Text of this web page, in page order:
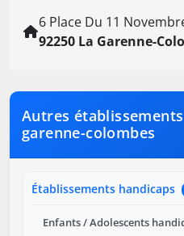
6 Place Du 11
92250 La Garenne-
Autres
garenne-colombes
Établissements handicaps
Enfants / Adolescents